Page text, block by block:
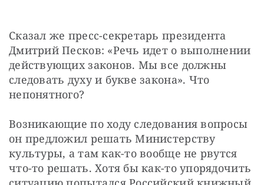
Сказал же пресс-секретарь президента
Дмитрий Песков: «Речь идет о выполнении
действующих законов. Мы все должны
следовать духу и букве закона». Что
непонятного?
Возникающие по ходу следования вопросы
он предложил решать Министерству
культуры, а там как-то вообще не рвутся
что-то решать. Хотя бы как-то упорядочить